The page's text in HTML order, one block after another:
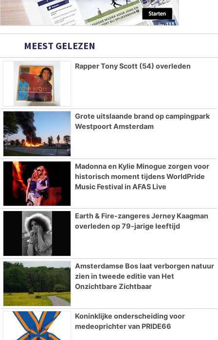
MEEST GELEZEN
Rapper Tony Scott (54) overleden
Grote uitslaande brand op campingpark
Westpoort Amsterdam
Madonna en Kylie Minogue zorgen voor
historisch moment tijdens WorldPride
Music Festival in AFAS Live
Earth & Fire-zangeres Jerney Kaagman
overleden op 79-jarige leeftijd
Amsterdamse Bos laat verborgen natuur
zien in tweede editie van Het
Onzichtbare Zichtbaar
Koninklijke onderscheiding voor
medeoprichter van PRIDE66